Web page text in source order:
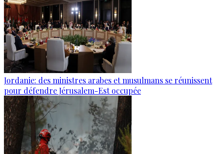
Jordanie: des ministres arabes et musulmans se réunissent
pour défendre Jérusalem-Est occupée